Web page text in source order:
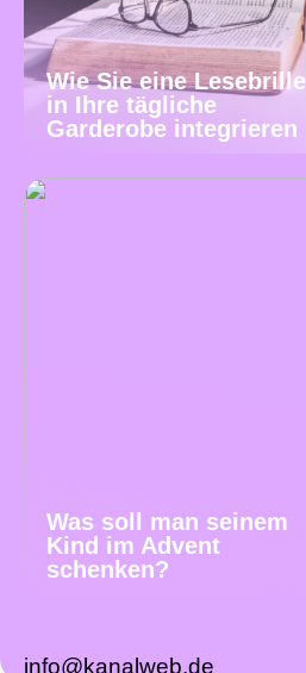
Wie Sie eine Lesebrille
in Ihre tägliche
Garderobe integrieren
Was soll man seinem
Kind im Advent
schenken?
info@kanalweb.de